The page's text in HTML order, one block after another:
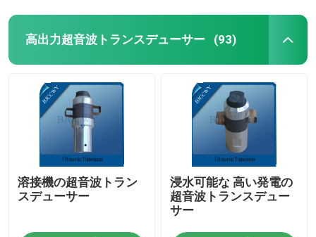
高出力超音波トランスデューサー (93)
溶接機の超音波トラン
スデューサー
浸水可能な 高い発電の
超音波トランスデュー
サー